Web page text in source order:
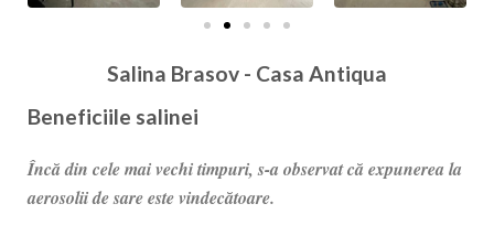
Salina Brasov - Casa Antiqua
Beneficiile salinei
Încă din cele mai vechi timpuri, s-a observat că expunerea la
aerosolii de sare este vindecătoare.